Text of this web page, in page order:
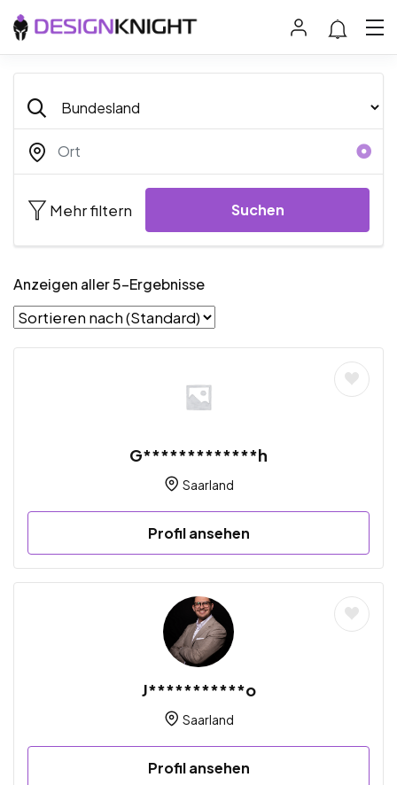
Mehr filtern Suchen
Anzeigen aller 5-Ergebnisse
G*************h
Saarland
Profil ansehen
J***********o
Saarland
Profil ansehen